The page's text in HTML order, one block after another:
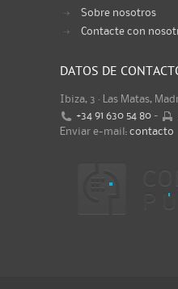
Sobre nosotros
Contacte con
DATOS DE
Ibiza, 3 · Las Matas,
+34 91 630 54 80 -
Enviar e-mail: contacto